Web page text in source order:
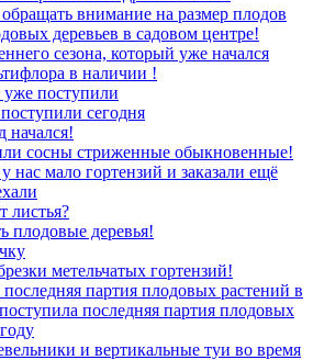
внимание на размер плодов
деревьев в садовом центре!
сезона, который уже начался
в наличии !
поступили
сегодня
начался!
сосны стриженные обыкновенные!
мало гортензий и заказали ещё
листья?
плодовые деревья!
метельчатых гортензий!
партия плодовых растений в
последняя партия плодовых
и вертикальные туи во время